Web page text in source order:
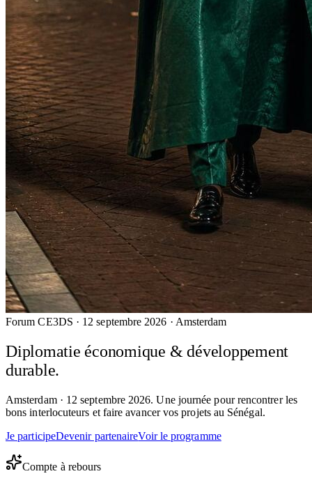
Forum CE3DS · 12 septembre 2026 · Amsterdam
Diplomatie économique &développement
durable.
Amsterdam · 12 septembre 2026. Une journée pour rencontrer les
bons interlocuteurs et faire avancer vos projets au Sénégal.
Je participeDevenir partenaireVoir le programme
Compte à rebours